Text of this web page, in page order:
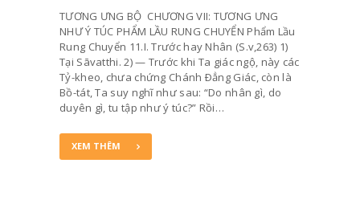
TƯƠNG ƯNG BỘ CHƯƠNG VII: TƯƠNG ƯNG
NHƯ Ý TÚC PHẨM LẦU RUNG CHUYỂN Phẩm Lầu
Rung Chuyển 11.I. Trước hay Nhân (S.v,263) 1)
Tại Sāvatthi. 2) — Trước khi Ta giác ngộ, này các
Tỷ-kheo, chưa chứng Chánh Ðẳng Giác, còn là
Bồ-tát, Ta suy nghĩ như sau: “Do nhân gì, do
duyên gì, tu tập như ý túc?” Rồi…
XEM THÊM